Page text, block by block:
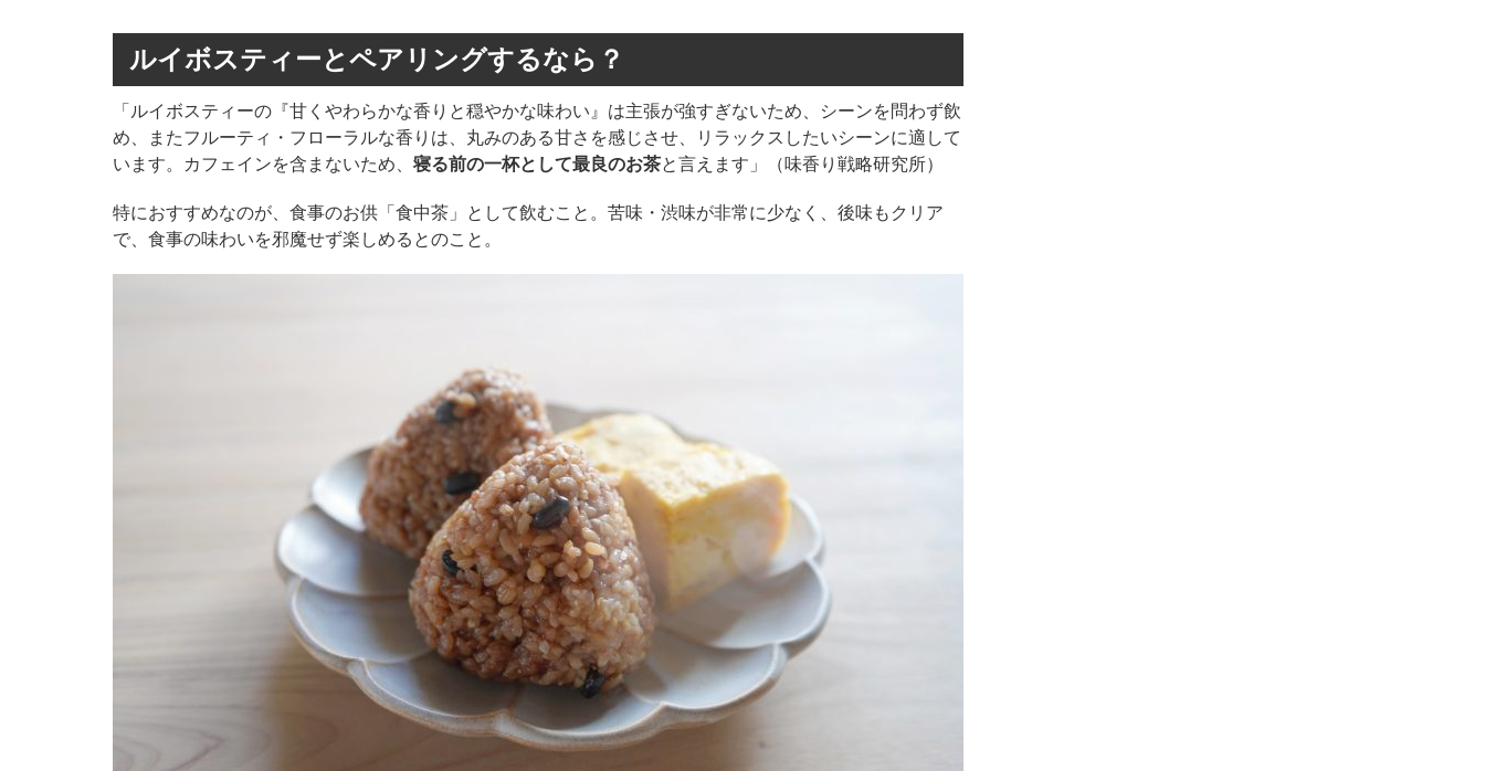
ルイボスティーとペアリングするなら？
「ルイボスティーの『甘くやわらかな香りと穏やかな味わい』は主張が強すぎないため、シーンを問わず飲
め、またフルーティ・フローラルな香りは、丸みのある甘さを感じさせ、リラックスしたいシーンに適して
います。カフェインを含まないため、 寝る前の一杯として最良のお茶と言えます」（味香り戦略研究所）
特におすすめなのが、食事のお供「食中茶」として飲むこと。苦味・渋味が非常に少なく、後味もクリア
で、食事の味わいを邪魔せず楽しめるとのこと。